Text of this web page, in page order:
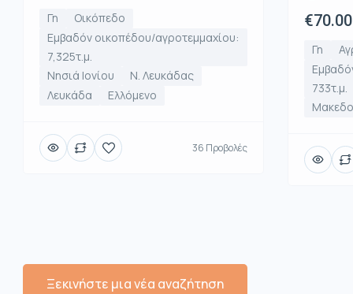
Γη
Οικόπεδο
Εμβαδόν οικοπέδου/αγροτεμμαχίου:
7,325τ.μ.
Νησιά Ιονίου
Ν. Λευκάδας
Λευκάδα
Ελλόμενο
36 Προβολές
Γη
733τ.μ.
Ξεκινήστε μια νέα αναζήτηση